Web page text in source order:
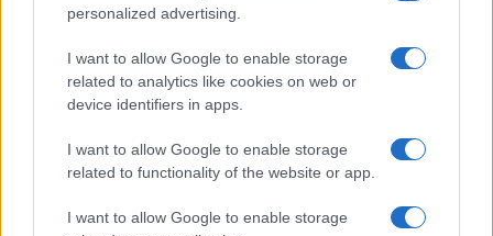
personalized advertising.
I want to allow Google to enable storage
related to analytics like cookies on web or
device identifiers in apps.
I want to allow Google to enable storage
related to functionality of the website or app.
I want to allow Google to enable storage
L’Inps e le future decisioni
politiche ed amministrative
L’Inps, dopo la pubblicazione delle notizie sui
ha fatto sapere
che non sta
proponendo una riforma dellepensioni
, e che le